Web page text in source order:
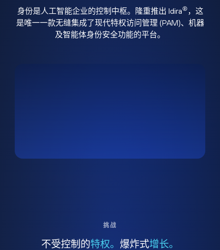
身份是人工智能企业的控制中枢。隆重推出 Idira® ，这
是唯一一款无缝集成了现代特权访问管理 (PAM)、机器
及智能体身份安全功能的平台。
挑战
不受控制的特权。 爆炸式增长。